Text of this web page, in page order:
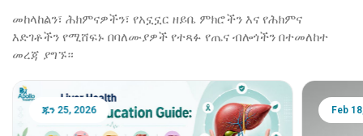
መከላከልን፣ ሕክምናዎችን፣ የአኗኗር ዘይቤ ምክሮችን እና የሕክምና
እድገቶችን የሚሸፍኑ በባለሙያዎች የተጻፉ የጤና ብሎጎችን በተመለከተ
መረጃ ያግኙ።
ጁን 25, 2026 Feb